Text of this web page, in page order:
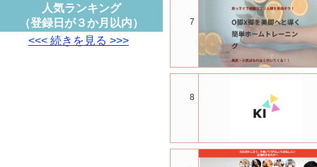
人気ランキング
（登録日が３か月以内）
<<< 続きを見る >>>
7
8